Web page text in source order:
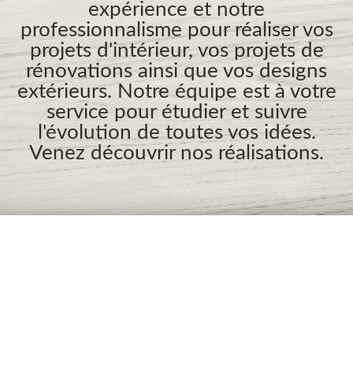
expérience et notre
professionnalisme pour réaliser vos
projets d'intérieur, vos projets de
rénovations ainsi que vos designs
extérieurs. Notre équipe est à votre
service pour étudier et suivre
l'évolution de toutes vos idées.
Venez découvrir nos réalisations.